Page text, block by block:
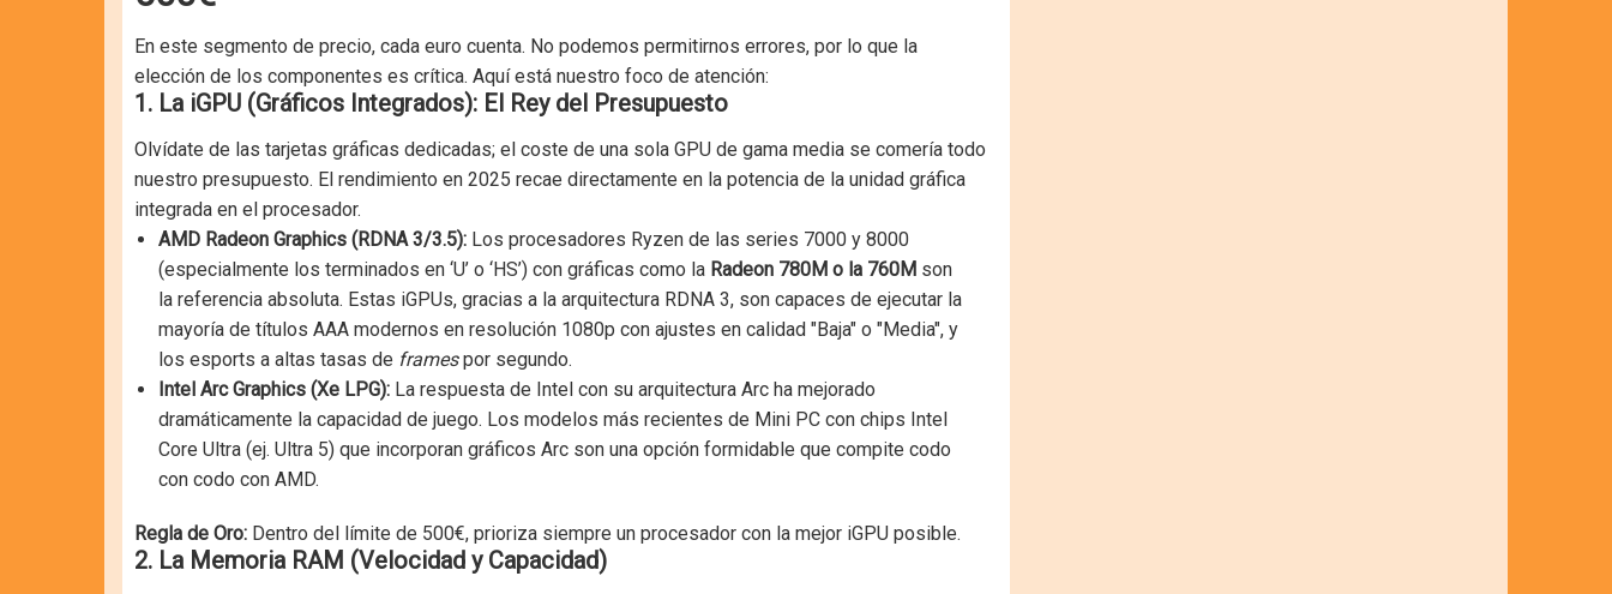
En este segmento de precio, cada euro cuenta. No podemos permitirnos errores, por lo que la
elección de los componentes es crítica. Aquí está nuestro foco de atención:
1. La iGPU (Gráficos Integrados): El Rey del Presupuesto
Olvídate de las tarjetas gráficas dedicadas; el coste de una sola GPU de gama media se comería todo
nuestro presupuesto. El rendimiento en 2025 recae directamente en la potencia de la unidad gráfica
integrada en el procesador.
AMD Radeon Graphics (RDNA 3/3.5): Los procesadores Ryzen de las series 7000 y 8000
(especialmente los terminados en ‘U’ o ‘HS’) con gráficas como la Radeon 780M o la 760M son
la referencia absoluta. Estas iGPUs, gracias a la arquitectura RDNA 3, son capaces de ejecutar la
mayoría de títulos AAA modernos en resolución 1080p con ajustes en calidad "Baja" o "Media", y
los esports a altas tasas de framespor segundo.
Intel Arc Graphics (Xe LPG): La respuesta de Intel con su arquitectura Arc ha mejorado
dramáticamente la capacidad de juego. Los modelos más recientes de Mini PC con chips Intel
Core Ultra (ej. Ultra 5) que incorporan gráficos Arc son una opción formidable que compite codo
con codo con AMD.
Regla de Oro: Dentro del límite de 500€, prioriza siempre un procesador con la mejor iGPU posible.
2. La Memoria RAM (Velocidad y Capacidad)